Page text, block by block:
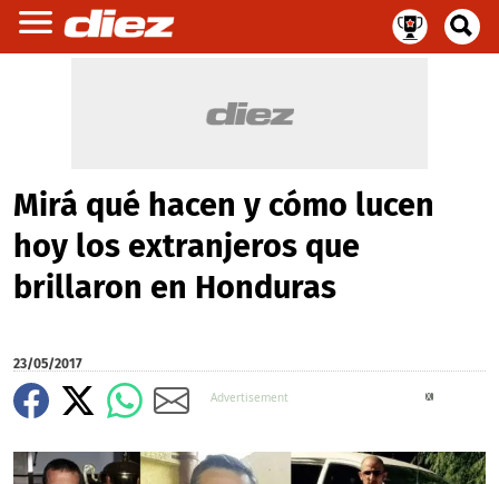
Mirá qué hacen y cómo lucen
hoy los extranjeros que
brillaron en Honduras
23/05/2017
X